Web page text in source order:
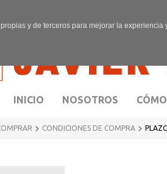
y de terceros para mejorar la
INICIO NOSOTROS
> CONDICIONES DE COMPRA >